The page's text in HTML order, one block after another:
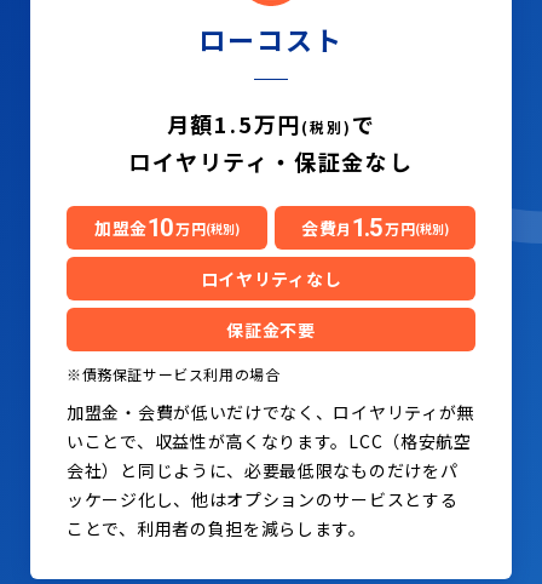
ローコスト
月額1.5万円(税別) で
ロイヤリティ・保証金なし
加盟金10万円(税別) 会費月 1.5万円(税別)
ロイヤリティなし
保証金不要
※債務保証サービス利用の場合
加盟金・会費が低いだけでなく、ロイヤリティが無
いことで、収益性が高くなります。LCC（格安航空
会社）と同じように、必要最低限なものだけをパ
ッケージ化し、他はオプションのサービスとする
ことで、利用者の負担を減らします。